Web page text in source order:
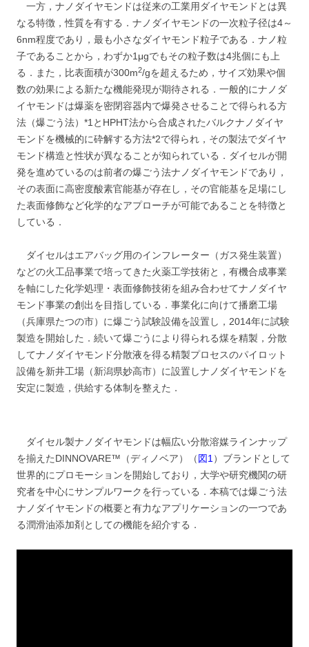
一方，ナノダイヤモンドは従来の工業用ダイヤモンドとは異
なる特徴，性質を有する．ナノダイヤモンドの一次粒子径は4～
6nm程度であり，最も小さなダイヤモンド粒子である．ナノ粒
子であることから，わずか1μgでもその粒子数は4兆個にも上
る．また，比表面積が300m2/gを超えるため，サイズ効果や個
数の効果による新たな機能発現が期待される．一般的にナノダ
イヤモンドは爆薬を密閉容器内で爆発させることで得られる方
法（爆ごう法）*1とHPHT法から合成されたバルクナノダイヤ
モンドを機械的に砕解する方法*2で得られ，その製法でダイヤ
モンド構造と性状が異なることが知られている．ダイセルが開
発を進めているのは前者の爆ごう法ナノダイヤモンドであり，
その表面に高密度酸素官能基が存在し，その官能基を足場にし
た表面修飾など化学的なアプローチが可能であることを特徴と
している．
ダイセルはエアバッグ用のインフレーター（ガス発生装置）
などの火工品事業で培ってきた火薬工学技術と，有機合成事業
を軸にした化学処理・表面修飾技術を組み合わせてナノダイヤ
モンド事業の創出を目指している．事業化に向けて播磨工場
（兵庫県たつの市）に爆ごう試験設備を設置し，2014年に試験
製造を開始した．続いて爆ごうにより得られる煤を精製，分散
してナノダイヤモンド分散液を得る精製プロセスのパイロット
設備を新井工場（新潟県妙高市）に設置しナノダイヤモンドを
安定に製造，供給する体制を整えた．
ダイセル製ナノダイヤモンドは幅広い分散溶媒ラインナップ
を揃えたDINNOVARE™（ディノベア）（図1）ブランドとして
世界的にプロモーションを開始しており，大学や研究機関の研
究者を中心にサンプルワークを行っている．本稿では爆ごう法
ナノダイヤモンドの概要と有力なアプリケーションの一つであ
る潤滑油添加剤としての機能を紹介する．